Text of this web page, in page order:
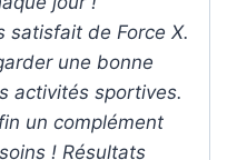
satisfait de Force X.
une bonne
activités sportives.
un complément
! Résultats